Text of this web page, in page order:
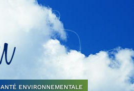
ENVIRONNEMENTALE